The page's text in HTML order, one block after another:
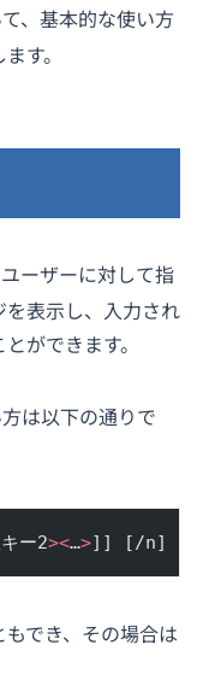
、基本的な使い方
す。
ーザーに対して指
表示し、入力され
ができます。
は以下の通りで
ー2><…>]] [/n] [/
でき、その場合は